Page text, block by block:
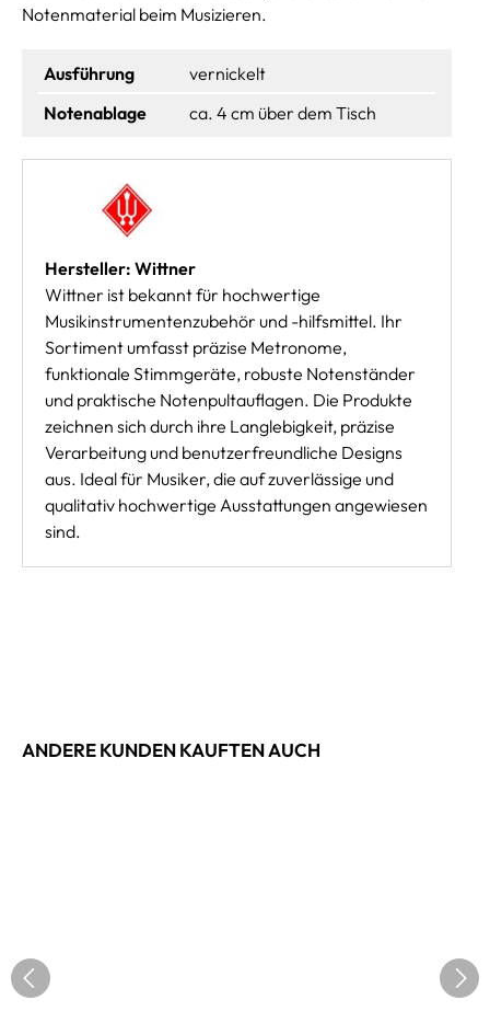
Notenmaterial beim Musizieren.
Ausführung
vernickelt
Notenablage
ca. 4 cm über dem Tisch
Hersteller: Wittner
Wittner ist bekannt für hochwertige
Musikinstrumentenzubehör und -hilfsmittel. Ihr
Sortiment umfasst präzise Metronome,
funktionale Stimmgeräte, robuste Notenständer
und praktische Notenpultauflagen. Die Produkte
zeichnen sich durch ihre Langlebigkeit, präzise
Verarbeitung und benutzerfreundliche Designs
aus. Ideal für Musiker, die auf zuverlässige und
qualitativ hochwertige Ausstattungen angewiesen
sind.
ANDERE KUNDEN KAUFTEN AUCH